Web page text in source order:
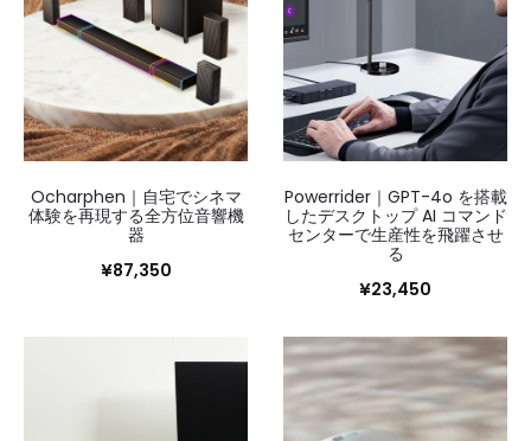
表
示
し
ま
す
し
い
順
Ocharphen｜自宅でシネマ
体験を再現する全方位音響機
器
¥87,350
Powerrider｜GPT-4o を搭載
したデスクトップ AI コマンド
センターで生産性を飛躍させ
る
¥23,450